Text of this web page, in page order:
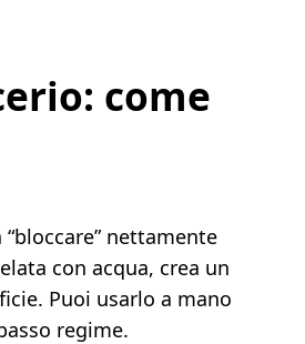
come
nettamente
con acqua, crea un
Puoi usarlo a mano
regime.